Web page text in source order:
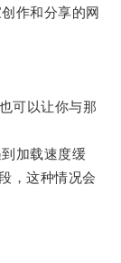
作和分享的网
可以让你与那
加载速度缓
，这种情况会